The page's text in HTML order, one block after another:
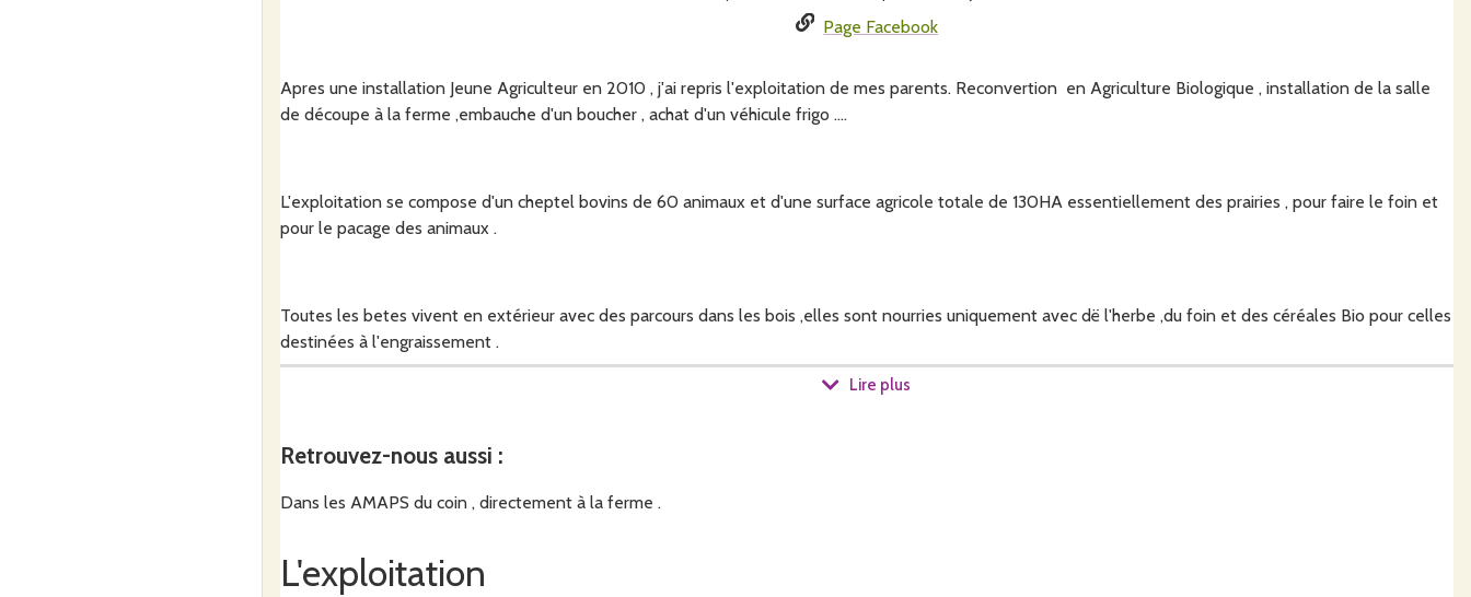
Page Facebook
Apres une installation Jeune Agriculteur en 2010 , j'ai repris l'exploitation de mes parents. Reconvertion en Agriculture Biologique , installation de la salle
de découpe à la ferme ,embauche d'un boucher , achat d'un véhicule frigo ....
L'exploitation se compose d'un cheptel bovins de 60 animaux et d'une surface agricole totale de 130HA essentiellement des prairies , pour faire le foin et
pour le pacage des animaux .
Toutes les betes vivent en extérieur avec des parcours dans les bois ,elles sont nourries uniquement avec dë l'herbe ,du foin et des céréales Bio pour celles
destinées à l'engraissement .
Je travaille avec 10 AMAP, Restaurants scolaires et des particuliers .
Lire plus
Retrouvez-nous aussi :
Dans les AMAPS du coin , directement à la ferme .
L'exploitation